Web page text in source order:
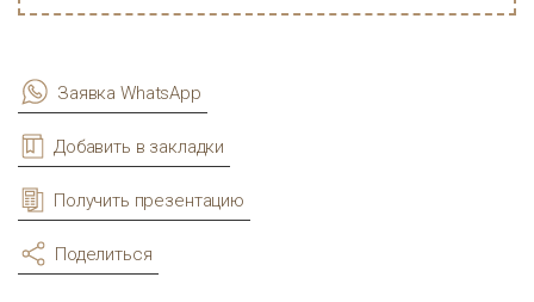
Заявка WhatsApp
Добавить в закладки
Получить презентацию
Поделиться